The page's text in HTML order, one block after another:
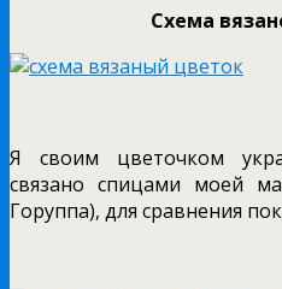
Схема
Я своим цветочком
связано спицами моей
Горуппа), для сравнения